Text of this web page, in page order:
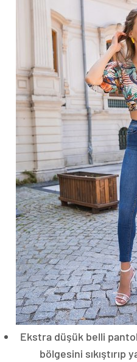
Ekstra düşük belli
bölgesini sıkıştırıp